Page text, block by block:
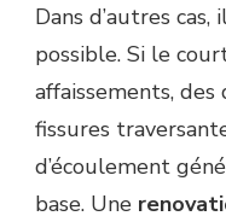
Dans d’autres cas,
possible. Si le
affaissements,
fissures
d’écoulement
base. Une